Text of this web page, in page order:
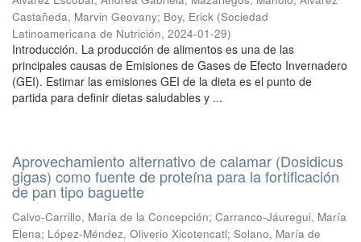
Castañeda, Marvin Geovany; Boy, Erick (Sociedad
Latinoamericana de Nutrición, 2024-01-29)
Introducción. La producción de alimentos es una de las
principales causas de Emisiones de Gases de Efecto Invernadero
(GEI). Estimar las emisiones GEI de la dieta es el punto de
partida para definir dietas saludables y ...
Aprovechamiento alternativo de calamar (Dosidicus
gigas) como fuente de proteína para la fortificación
de pan tipo baguette
Calvo-Carrillo, María de la Concepción; Carranco-Jáuregui, María
Elena; López-Méndez, Oliverio Xicotencatl; Solano, María de